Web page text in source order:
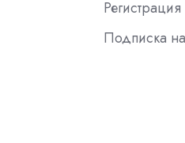
Подписка